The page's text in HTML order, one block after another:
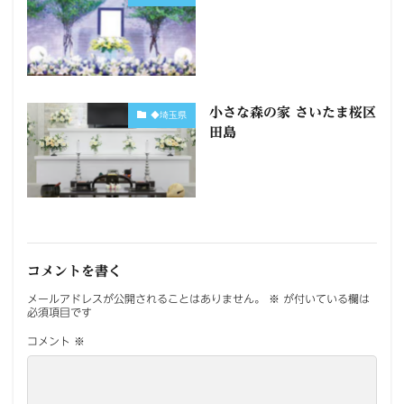
◆埼玉県
小さな森の家 さいたま桜区
田島
コメントを書く
メールアドレスが公開されることはありません。 ※ が付いている欄は
必須項目です
コメント ※